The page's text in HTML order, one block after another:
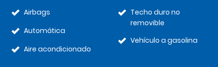
Airbags
Automática
Aire acondicionado
Techo duro no
removible
Vehículo a gasolina